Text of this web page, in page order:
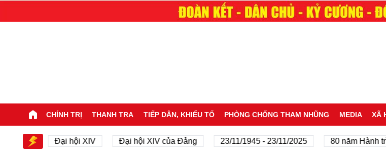
CHÍNH TRỊ THANH TRA TIẾP DÂN, KHIẾU TỐ PHÒNG CHỐNG THAM NHŨNG MEDIA XÃ
Đại hội XIV Đại hội XIV của Đảng 23/11/1945 - 23/11/2025 80 năm Hành trình